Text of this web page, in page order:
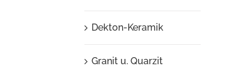
Dekton-Keramik
Granit u. Quarzit